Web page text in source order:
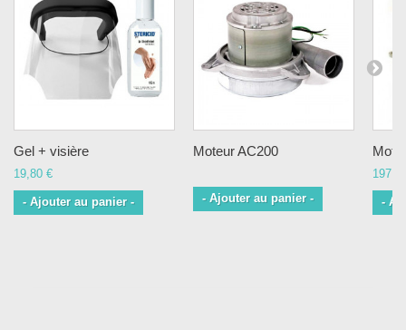
Gel + visière
19,80 €
- Ajouter au panier -
Moteur AC200
- Ajouter au panier - -